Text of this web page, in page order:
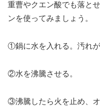
重曹やクエン酸でも落と
ンを使ってみましょう。
①鍋に水を入れる。汚れが
②水を沸騰させる。
③沸騰したら火を止め、